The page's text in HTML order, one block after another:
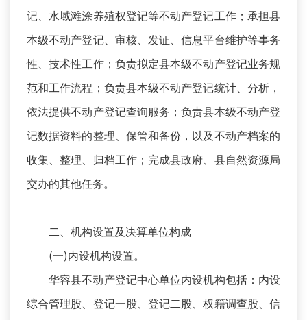
记、水域滩涂养殖权登记等不动产登记工作；承担县
本级不动产登记、审核、发证、信息平台维护等事务
性、技术性工作；负责拟定县本级不动产登记业务规
范和工作流程；负责县本级不动产登记统计、分析，
依法提供不动产登记查询服务；负责县本级不动产登
记数据资料的整理、保管和备份，以及不动产档案的
收集、整理、归档工作；完成县政府、县自然资源局
交办的其他任务。
二、机构设置及决算单位构成
(一)内设机构设置。
华容县不动产登记中心单位内设机构包括：内设
综合管理股、登记一股、登记二股、权籍调查股、信